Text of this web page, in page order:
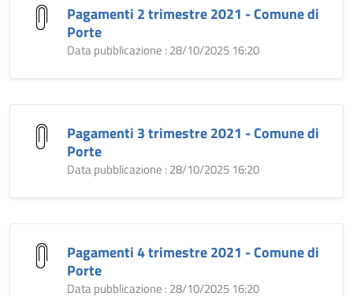
Pagamenti 2 trimestre 2021 - Comune di
Porte
Data pubblicazione : 28/10/2025 16:20
Pagamenti 3 trimestre 2021 - Comune di
Porte
Data pubblicazione : 28/10/2025 16:20
Pagamenti 4 trimestre 2021 - Comune di
Porte
Data pubblicazione : 28/10/2025 16:20